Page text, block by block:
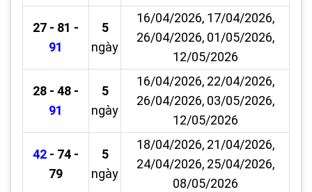
27 - 81 -
91
5
ngày
16/04/2026, 17/04/2026,
26/04/2026, 01/05/2026,
12/05/2026
28 - 48 -
91
5
ngày
16/04/2026, 22/04/2026,
26/04/2026, 03/05/2026,
12/05/2026
42 - 74 -
79
5
ngày
18/04/2026, 21/04/2026,
24/04/2026, 25/04/2026,
08/05/2026